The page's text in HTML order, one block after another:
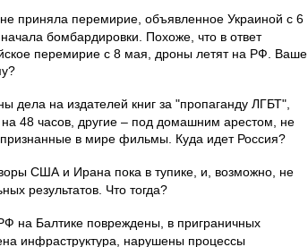
приняла перемирие, объявленное Украиной с 6
бомбардировки. Похоже, что в ответ
перемирие с 8 мая, дроны летят на РФ. Ваше
дела на издателей книг за "пропаганду ЛГБТ",
48 часов, другие – под домашним арестом, не
признанные в мире фильмы. Куда идет Россия?
США и Ирана пока в тупике, и, возможно, не
результатов. Что тогда?
на Балтике повреждены, в приграничных
инфраструктура, нарушены процессы